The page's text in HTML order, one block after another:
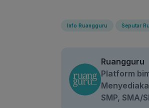
Info Ruangguru Seputar
Ruangguru
Platform
SMP, SMA/